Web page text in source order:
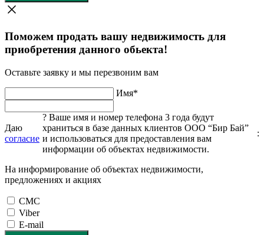
Поможем продать вашу недвижимость для
приобретения данного обьекта!
Оставьте заявку и мы перезвоним вам
Имя*
Даю
согласие
? Ваше имя и номер телефона 3 года будут
храниться в базе данных клиентов ООО “Бир Бай”
и использоваться для предоставления вам
информации об объектах недвижимости.
:
На информирование об объектах недвижимости,
предложениях и акциях
СМС
Viber
E-mail